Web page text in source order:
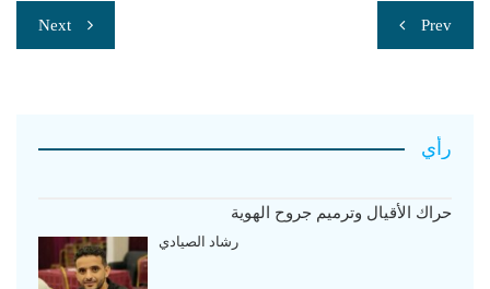
تصفّح
المقالات
Prev
Next
رأي
حراك الأقيال وترميم جروح الهوية
رشاد الصيادي